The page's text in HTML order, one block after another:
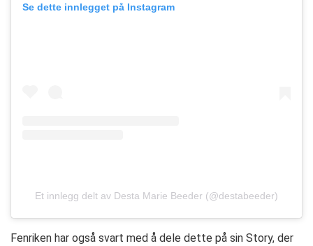
Se dette innlegget på Instagram
Et innlegg delt av Desta Marie Beeder (@destabeeder)
Fenriken har også svart med å dele dette på sin Story, der